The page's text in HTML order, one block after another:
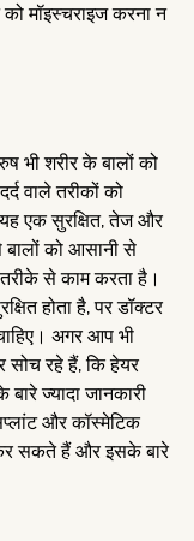
मॉइस्चराइज करना न
भी शरीर के बालों को
वाले तरीकों को
एक सुरक्षित, तेज और
को आसानी से
से काम करता है।
होता है, पर डॉक्टर
अगर आप भी
सोच रहे हैं, कि हेयर
ज्यादा जानकारी
और कॉस्मेटिक
सकते हैं और इसके बारे